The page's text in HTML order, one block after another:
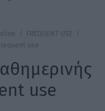
/ FREQUENT USE /
use
use